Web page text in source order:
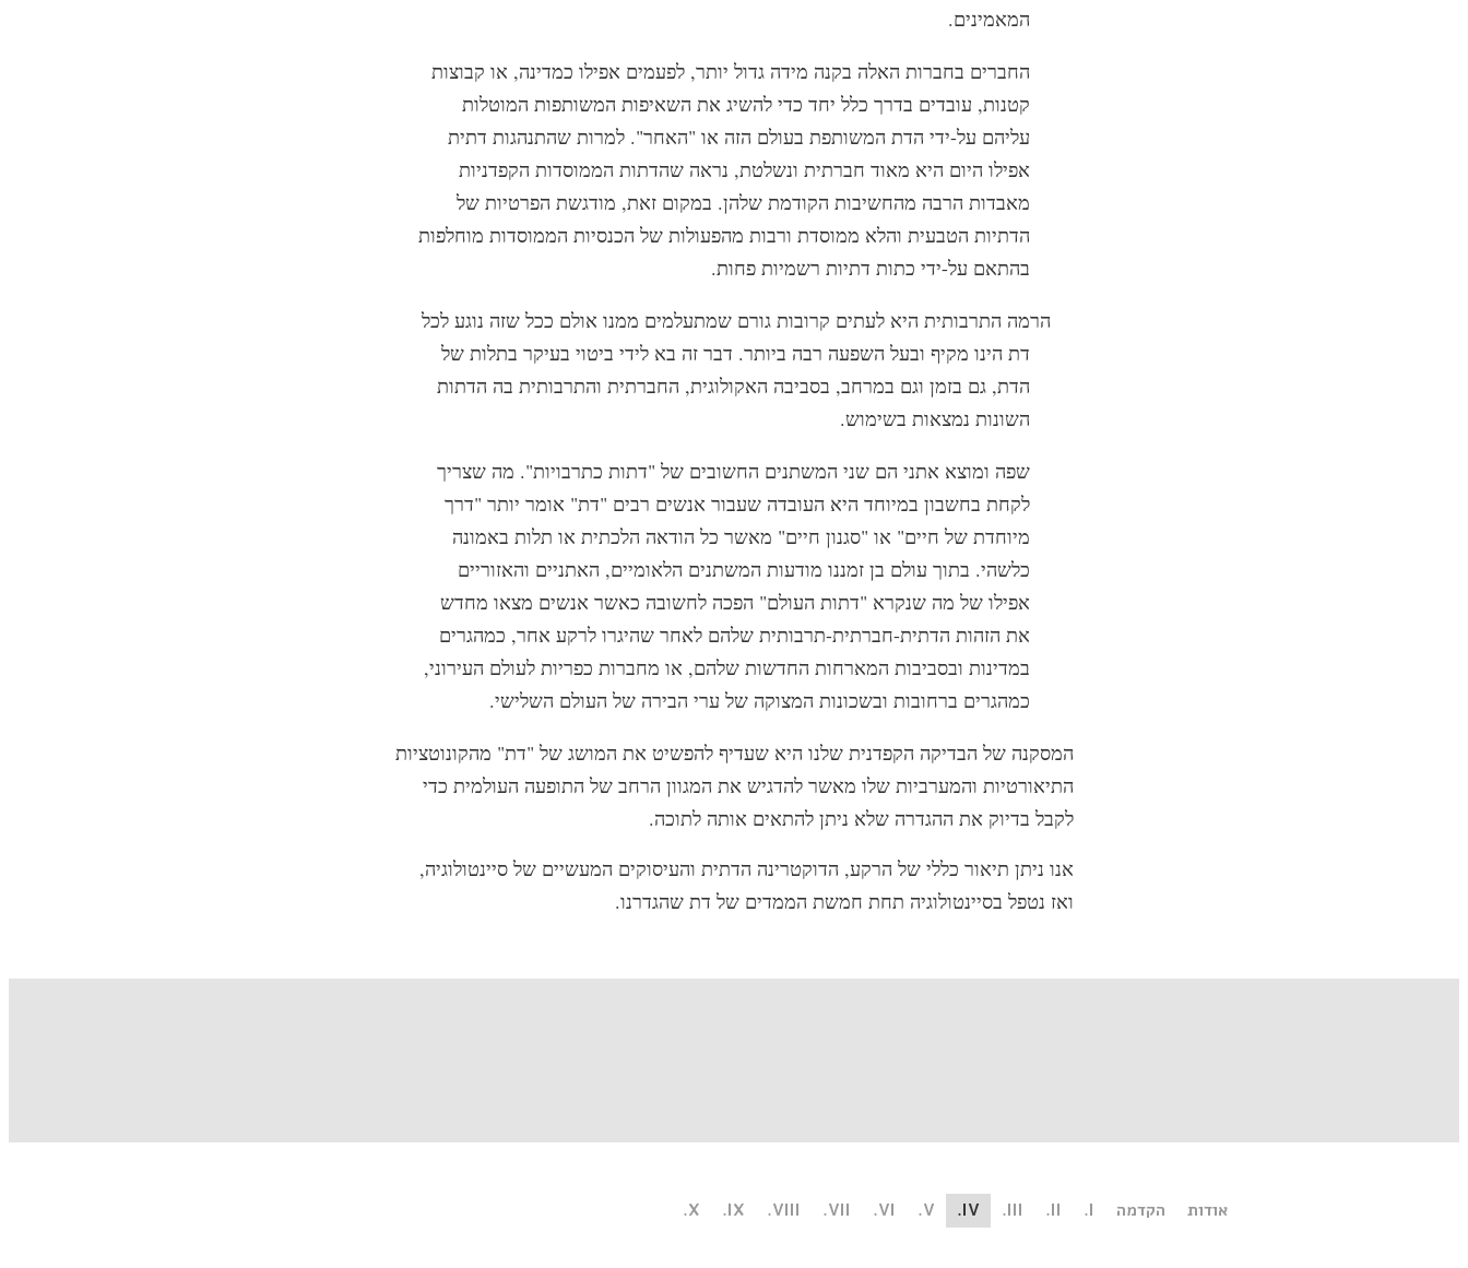
המאמינים.
החברים בחברות האלה בקנה מידה גדול יותר, לפעמים אפילו כמדינה, או קבוצות
קטנות, עובדים בדרך כלל יחד כדי להשיג את השאיפות המשותפות המוטלות
עליהם על-ידי הדת המשותפת בעולם הזה או "האחר". למרות שהתנהגות דתית
אפילו היום היא מאוד חברתית ונשלטת, נראה שהדתות הממוסדות הקפדניות
מאבדות הרבה מהחשיבות הקודמת שלהן. במקום זאת, מודגשת הפרטיות של
הדתיות הטבעית והלא ממוסדת ורבות מהפעולות של הכנסיות הממוסדות מוחלפות
בהתאם על-ידי כתות דתיות רשמיות פחות.
הרמה התרבותית היא לעתים קרובות גורם שמתעלמים ממנו אולם ככל שזה נוגע לכל
דת הינו מקיף ובעל השפעה רבה ביותר. דבר זה בא לידי ביטוי בעיקר בתלות של
הדת, גם בזמן וגם במרחב, בסביבה האקולוגית, החברתית והתרבותית בה הדתות
השונות נמצאות בשימוש.
שפה ומוצא אתני הם שני המשתנים החשובים של "דתות כתרבויות". מה שצריך
לקחת בחשבון במיוחד היא העובדה שעבור אנשים רבים "דת" אומר יותר "דרך
מיוחדת של חיים" או "סגנון חיים" מאשר כל הודאה הלכתית או תלות באמונה
כלשהי. בתוך עולם בן זמננו מודעות המשתנים הלאומיים, האתניים והאזוריים
אפילו של מה שנקרא "דתות העולם" הפכה לחשובה כאשר אנשים מצאו מחדש
את הזהות הדתית-חברתית-תרבותית שלהם לאחר שהיגרו לרקע אחר, כמהגרים
במדינות ובסביבות המארחות החדשות שלהם, או מחברות כפריות לעולם העירוני,
כמהגרים ברחובות ובשכונות המצוקה של ערי הבירה של העולם השלישי.
המסקנה של הבדיקה הקפדנית שלנו היא שעדיף להפשיט את המושג של "דת" מהקונוטציות
התיאורטיות והמערביות שלו מאשר להדגיש את המגוון הרחב של התופעה העולמית כדי
לקבל בדיוק את ההגדרה שלא ניתן להתאים אותה לתוכה.
אנו ניתן תיאור כללי של הרקע, הדוקטרינה הדתית והעיסוקים המעשיים של סיינטולוגיה,
ואז נטפל בסיינטולוגיה תחת חמשת הממדים של דת שהגדרנו.
אודות הקדמה I.
II.
III.
IV.
V.
VI.
VII.
VIII.
IX.
X.